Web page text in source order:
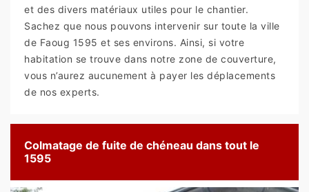
et des divers matériaux utiles pour le chantier.
Sachez que nous pouvons intervenir sur toute la ville
de Faoug 1595 et ses environs. Ainsi, si votre
habitation se trouve dans notre zone de couverture,
vous n’aurez aucunement à payer les déplacements
de nos experts.
Colmatage de fuite de chéneau dans tout le
1595